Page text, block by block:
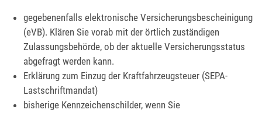
gegebenenfalls elektronische Versicherungsbescheinigung
(eVB). Klären Sie vorab mit der örtlich zuständigen
Zulassungsbehörde, ob der aktuelle Versicherungsstatus
abgefragt werden kann.
Erklärung zum Einzug der Kraftfahrzeugsteuer (SEPA-
Lastschriftmandat)
bisherige Kennzeichenschilder, wenn Sie